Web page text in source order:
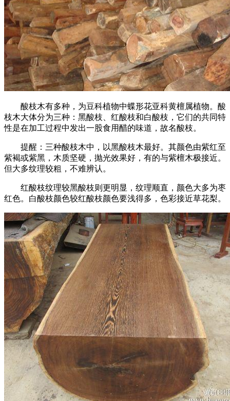
酸枝木有多种，为豆科植物中蝶形花亚科黄檀属植物。酸
枝木大体分为三种：黑酸枝、红酸枝和白酸枝，它们的共同特
性是在加工过程中发出一股食用醋的味道，故名酸枝。
提醒：三种酸枝木中，以黑酸枝木最好。其颜色由紫红至
紫褐或紫黑，木质坚硬，抛光效果好，有的与紫檀木极接近。
但大多纹理较粗，不难辨认。
红酸枝纹理较黑酸枝则更明显，纹理顺直，颜色大多为枣
红色。白酸枝颜色较红酸枝颜色要浅得多，色彩接近草花梨。